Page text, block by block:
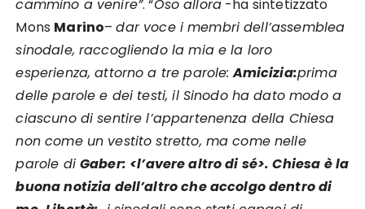
cammino a venire”. “Oso allora -ha sintetizzato
Mons Marino–dar voce i membri dell’assemblea
sinodale, raccogliendo la mia e la loro
esperienza, attorno a tre parole: Amicizia:prima
delle parole e dei testi, il Sinodo ha dato modo a
ciascuno di sentire l’appartenenza della Chiesa
non come un vestito stretto, ma come nelle
parole di Gaber: <l’avere altro di sé>. Chiesa è la
buona notizia dell’altro che accolgo dentro di